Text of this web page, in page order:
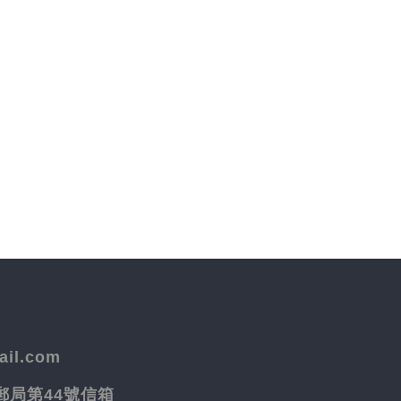
局第44號信箱